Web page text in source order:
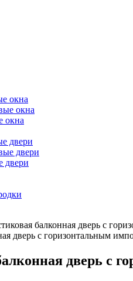
окна
окна
окна
двери
двери
двери
балконная дверь с
дверь с